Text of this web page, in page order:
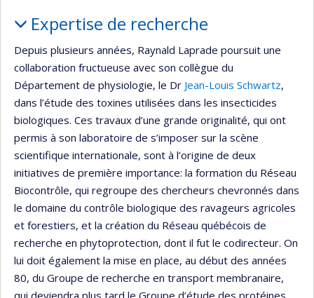
Expertise de recherche
Depuis plusieurs années, Raynald Laprade poursuit une
collaboration fructueuse avec son collègue du
Département de physiologie, le Dr Jean-Louis Schwartz,
dans l’étude des toxines utilisées dans les insecticides
biologiques. Ces travaux d’une grande originalité, qui ont
permis à son laboratoire de s’imposer sur la scène
scientifique internationale, sont à l’origine de deux
initiatives de première importance: la formation du Réseau
Biocontrôle, qui regroupe des chercheurs chevronnés dans
le domaine du contrôle biologique des ravageurs agricoles
et forestiers, et la création du Réseau québécois de
recherche en phytoprotection, dont il fut le codirecteur. On
lui doit également la mise en place, au début des années
80, du Groupe de recherche en transport membranaire,
qui deviendra plus tard le Groupe d’étude des protéines